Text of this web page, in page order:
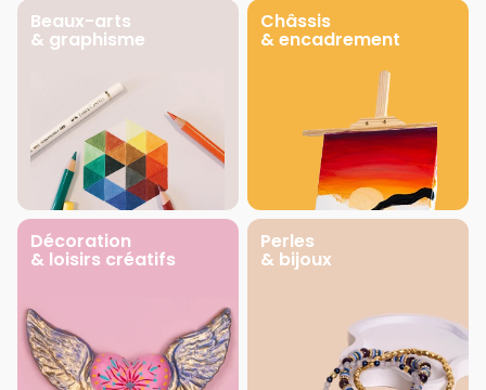
Beaux-arts
& graphisme
Châssis
& encadrement
Décoration
& loisirs créatifs
Perles
& bijoux